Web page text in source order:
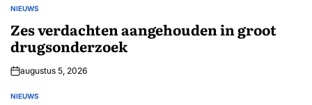
GEPLAATST
NIEUWS
Zes verdachten aangehouden in groot
drugsonderzoek
augustus 5, 2026
GEPLAATST
NIEUWS